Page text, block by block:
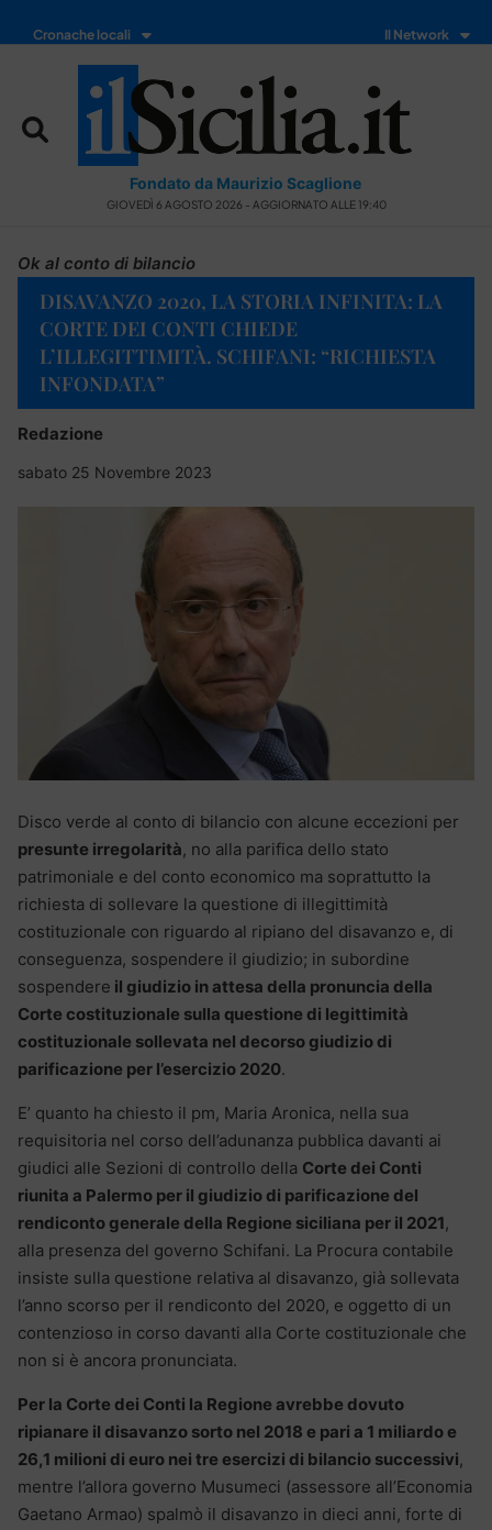
Cronache locali Il Network
Fondato da Maurizio Scaglione
GIOVEDÌ 6 AGOSTO 2026 - AGGIORNATO ALLE 19:40
Ok al conto di bilancio
DISAVANZO 2020, LA STORIA INFINITA: LA
CORTE DEI CONTI CHIEDE
L’ILLEGITTIMITÀ. SCHIFANI: “RICHIESTA
INFONDATA”
Redazione
sabato 25 Novembre 2023
Disco verde al conto di bilancio con alcune eccezioni per
presunte irregolarità, no alla parifica dello stato
patrimoniale e del conto economico ma soprattutto la
richiesta di sollevare la questione di illegittimità
costituzionale con riguardo al ripiano del disavanzo e, di
conseguenza, sospendere il giudizio; in subordine
sospendere il giudizio in attesa della pronuncia della
Corte costituzionale sulla questione di legittimità
costituzionale sollevata nel decorso giudizio di
parificazione per l’esercizio 2020.
E’ quanto ha chiesto il pm, Maria Aronica, nella sua
requisitoria nel corso dell’adunanza pubblica davanti ai
giudici alle Sezioni di controllo della Corte dei Conti
riunita a Palermo per il giudizio di parificazione del
rendiconto generale della Regione siciliana per il 2021,
alla presenza del governo Schifani. La Procura contabile
insiste sulla questione relativa al disavanzo, già sollevata
l’anno scorso per il rendiconto del 2020, e oggetto di un
contenzioso in corso davanti alla Corte costituzionale che
non si è ancora pronunciata.
Per la Corte dei Conti la Regione avrebbe dovuto
ripianare il disavanzo sorto nel 2018 e pari a 1 miliardo e
26,1 milioni di euro nei tre esercizi di bilancio successivi,
mentre l’allora governo Musumeci (assessore all’Economia
Gaetano Armao) spalmò il disavanzo in dieci anni, forte di